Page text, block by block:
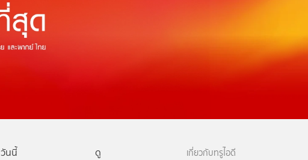
วันนี้
ดู
เกี่ยวกับทรูไอดี